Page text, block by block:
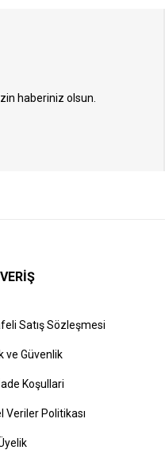
haberiniz olsun.
Satış Sözleşmesi
ve Güvenlik
Koşullari
Veriler Politikası